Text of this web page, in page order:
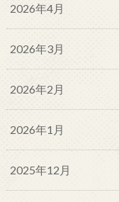
2026年4月
2026年3月
2026年2月
2026年1月
2025年12月